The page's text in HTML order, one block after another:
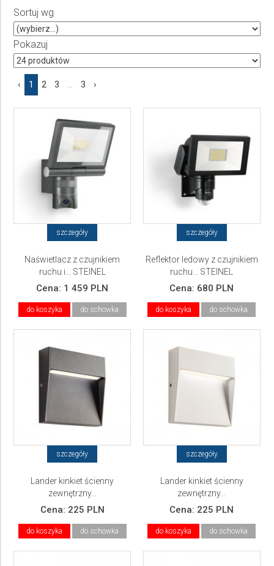
Producent
Wybierz producenta
Cena
Sortuj wg
Pokazuj
‹ 1 2 3 ... 3 ›
szczegóły
Naświetlacz z czujnikiem
ruchu i... STEINEL
Cena: 1 459 PLN
do koszyka do schowka
szczegóły
Reflektor ledowy z czujnikiem
ruchu... STEINEL
Cena: 680 PLN
do koszyka do schowka
szczegóły
Lander kinkiet ścienny
zewnętrzny...
Cena: 225 PLN
do koszyka do schowka
szczegóły
Lander kinkiet ścienny
zewnętrzny...
Cena: 225 PLN
do koszyka do schowka